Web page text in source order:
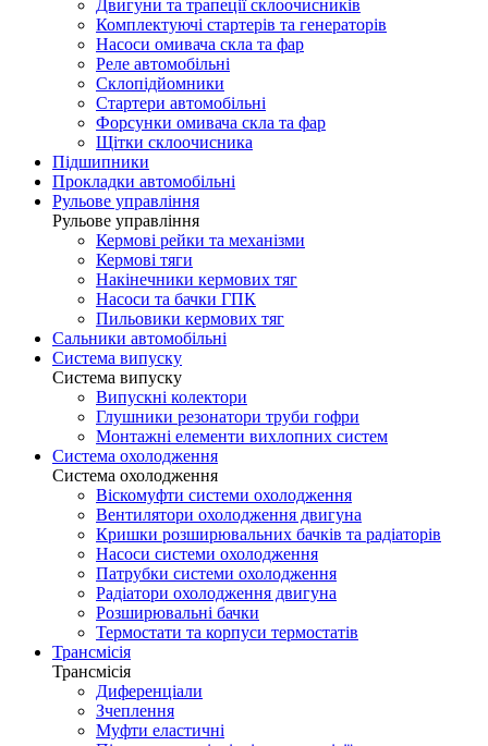
Двигуни та трапеції склоочисників
Комплектуючі стартерів та генераторів
Насоси омивача скла та фар
Реле автомобільні
Склопідйомники
Стартери автомобільні
Форсунки омивача скла та фар
Щітки склоочисника
Підшипники
Прокладки автомобільні
Рульове управління
Рульове управління
Кермові рейки та механізми
Кермові тяги
Накінечники кермових тяг
Насоси та бачки ГПК
Пильовики кермових тяг
Сальники автомобільні
Система випуску
Система випуску
Випускні колектори
Глушники резонатори труби гофри
Монтажні елементи вихлопних систем
Система охолодження
Система охолодження
Віскомуфти системи охолодження
Вентилятори охолодження двигуна
Кришки розширювальних бачків та радіаторів
Насоси системи охолодження
Патрубки системи охолодження
Радіатори охолодження двигуна
Розширювальні бачки
Термостати та корпуси термостатів
Трансмісія
Трансмісія
Диференціали
Зчеплення
Муфти еластичні